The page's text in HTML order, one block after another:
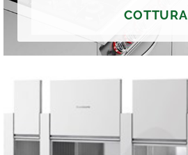
COTTURA